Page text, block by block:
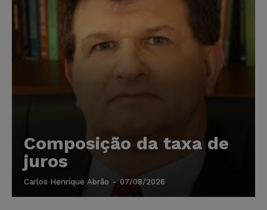
Composição da taxa de
juros
Carlos Henrique Abrão - 07/08/2026